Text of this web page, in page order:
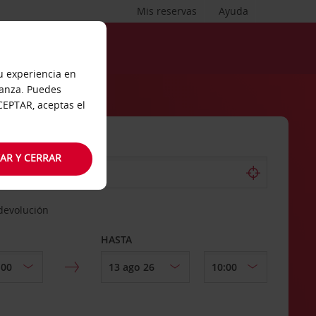
Ayuda
Mis reservas
HASTA
experiencia en
Puedes
aceptas el
Y CERRAR